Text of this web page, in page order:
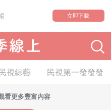
立即下載
視綜藝 民視第一發發發
看更多豐富內容